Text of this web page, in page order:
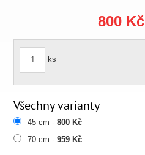
800 Kč
ks
Všechny varianty
45 cm -800 Kč
70 cm -959 Kč